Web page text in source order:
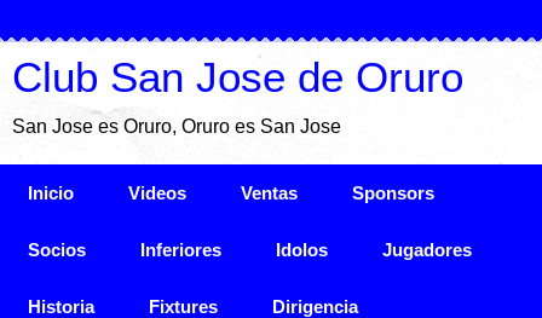
Club San Jose de Oruro
San Jose es Oruro, Oruro es San Jose
Inicio Videos Ventas Sponsors
Socios Inferiores Idolos Jugadores
Historia Fixtures Dirigencia